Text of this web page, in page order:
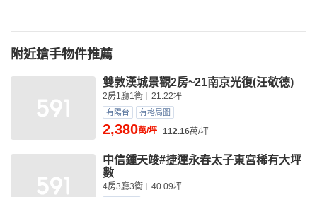
附近搶手物件推薦
雙敦漢城景觀2房~21南京光復(汪敬德)
2房1廳1衛 21.22坪
有陽台 有格局圖
2,380萬/坪 112.16萬/坪
中信鍾天竣#捷運永春太子東宮稀有大坪
數
4房3廳3衛 40.09坪